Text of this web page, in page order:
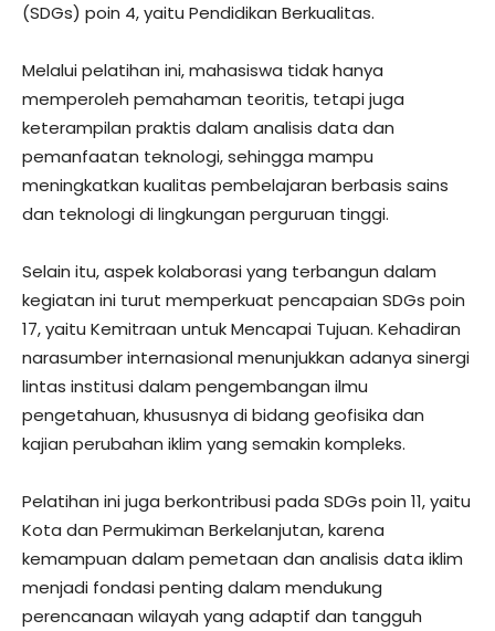
(SDGs) poin 4, yaitu Pendidikan Berkualitas.
Melalui pelatihan ini, mahasiswa tidak hanya
memperoleh pemahaman teoritis, tetapi juga
keterampilan praktis dalam analisis data dan
pemanfaatan teknologi, sehingga mampu
meningkatkan kualitas pembelajaran berbasis sains
dan teknologi di lingkungan perguruan tinggi.
Selain itu, aspek kolaborasi yang terbangun dalam
kegiatan ini turut memperkuat pencapaian SDGs poin
17, yaitu Kemitraan untuk Mencapai Tujuan. Kehadiran
narasumber internasional menunjukkan adanya sinergi
lintas institusi dalam pengembangan ilmu
pengetahuan, khususnya di bidang geofisika dan
kajian perubahan iklim yang semakin kompleks.
Pelatihan ini juga berkontribusi pada SDGs poin 11, yaitu
Kota dan Permukiman Berkelanjutan, karena
kemampuan dalam pemetaan dan analisis data iklim
menjadi fondasi penting dalam mendukung
perencanaan wilayah yang adaptif dan tangguh